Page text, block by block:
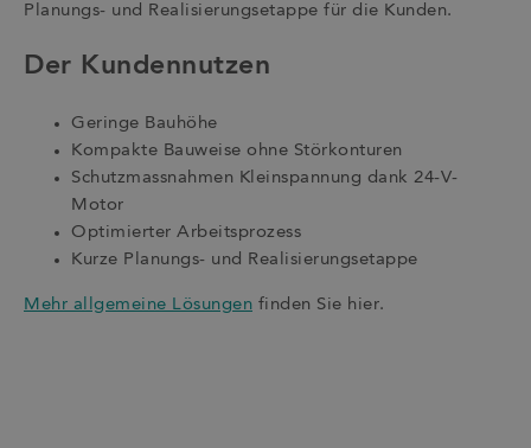
Planungs- und Realisierungsetappe für die Kunden.
Der Kundennutzen
Geringe Bauhöhe
Kompakte Bauweise ohne Störkonturen
Schutzmassnahmen Kleinspannung dank 24-V-
Motor
Optimierter Arbeitsprozess
Kurze Planungs- und Realisierungsetappe
Mehr allgemeine Lösungen finden Sie hier.